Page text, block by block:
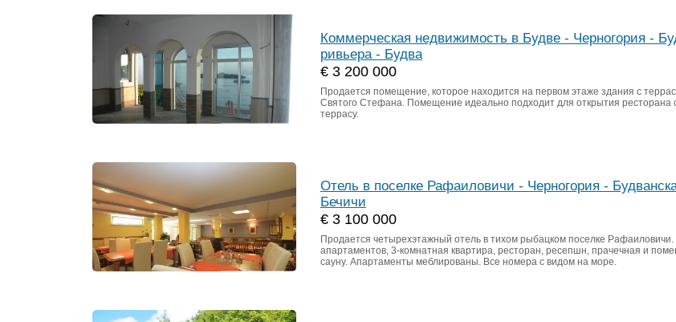
Коммерческая недвижимость в Будве - Черногория -
ривьера - Будва
€ 3 200 000
Продается помещение, которое находится на первом этаже здания с
Святого Стефана. Помещение идеально подходит для открытия ресторана
террасу.
Отель в поселке Рафаиловичи - Черногория -
Бечичи
€ 3 100 000
Продается четырехэтажный отель в тихом рыбацком поселке Рафаиловичи.
апартаментов, 3-комнатная квартира, ресторан, ресепшн, прачечная и
сауну. Апартаменты меблированы. Все номера с видом на море.